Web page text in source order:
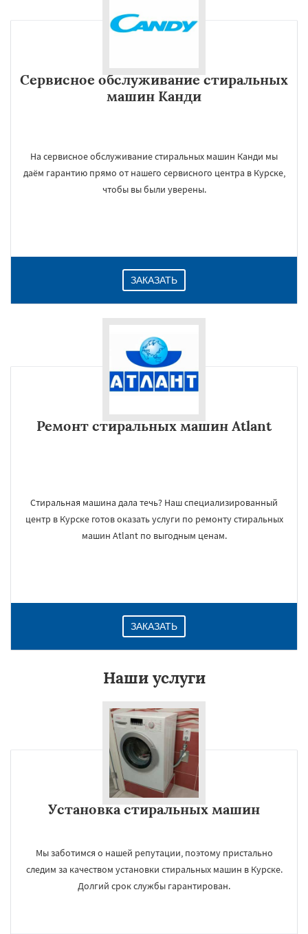
Сервисное обслуживание стиральных
машин Канди
На сервисное обслуживание стиральных машин Канди мы
даём гарантию прямо от нашего сервисного центра в Курске,
чтобы вы были уверены.
ЗАКАЗАТЬ
Ремонт стиральных машин Atlant
Стиральная машина дала течь? Наш специализированный
центр в Курске готов оказать услуги по ремонту стиральных
машин Atlant по выгодным ценам.
ЗАКАЗАТЬ
Наши услуги
Установка стиральных машин
Мы заботимся о нашей репутации, поэтому пристально
следим за качеством установки стиральных машин в Курске.
Долгий срок службы гарантирован.
Даю согласие на обработку персональных данных